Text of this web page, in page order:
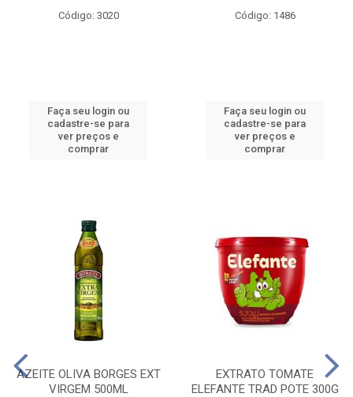
Código: 3020
Faça seu login ou
cadastre-se para
ver preços e
comprar
Código: 1486
Faça seu login ou
cadastre-se para
ver preços e
comprar
AZEITE OLIVA BORGES EXT
VIRGEM 500ML
EXTRATO TOMATE
ELEFANTE TRAD POTE 300G